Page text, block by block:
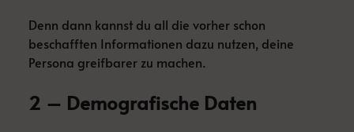
Denn dann kannst du all die vorher schon
beschafften Informationen dazu nutzen, deine
Persona greifbarer zu machen.
2 – Demografische Daten